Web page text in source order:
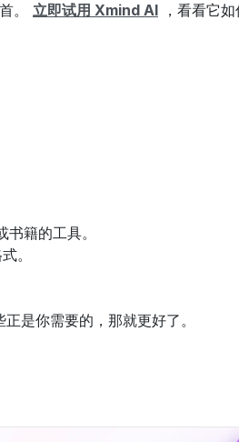
。 立即试用 Xmind AI ，看看它
籍的工具。
。
是你需要的，那就更好了。